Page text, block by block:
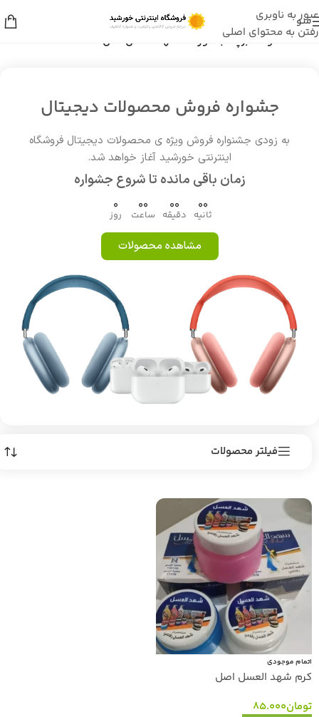
عبور به ناوبری
رفتن به محتوای اصلی
منو
خانه/ محصولات برچسب خورده “شهد العسل اصل”
جشواره فروش محصولات دیجیتال
به زودی جشنواره فروش ویژه ی محصولات دیجیتال فروشگاه
اینترنتی خورشید آغاز خواهد شد.
زمان باقی مانده تا شروع جشواره
0
روز
00
ساعت
00
دقیقه
00
ثانیه
مشاهده محصولات
فیلتر محصولات
اتمام موجودی
کرم شهد العسل اصل
تومان85.000